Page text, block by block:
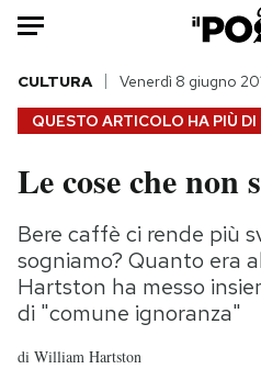
HOME
Italia
Politica
Tecnologia
Internet
QUESTO ARTICOLO HA PIÙ DI
CULTURA Venerdì 8 giugno
Le cose che non
Bere caffè ci rende più
sogniamo? Quanto era
Hartston ha messo
di "comune ignoranza"
di William Hartston